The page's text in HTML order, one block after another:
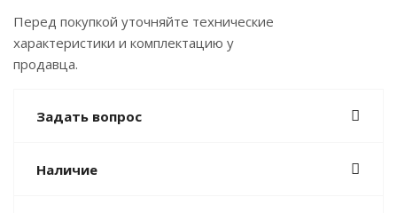
Перед покупкой уточняйте технические
характеристики и комплектацию у
продавца.
Задать вопрос
Наличие